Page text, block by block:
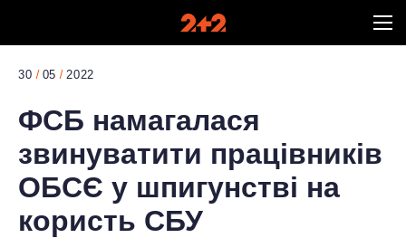
30 05 2022
ФСБ намагалася
звинуватити працівників
ОБСЄ у шпигунстві на
користь СБУ